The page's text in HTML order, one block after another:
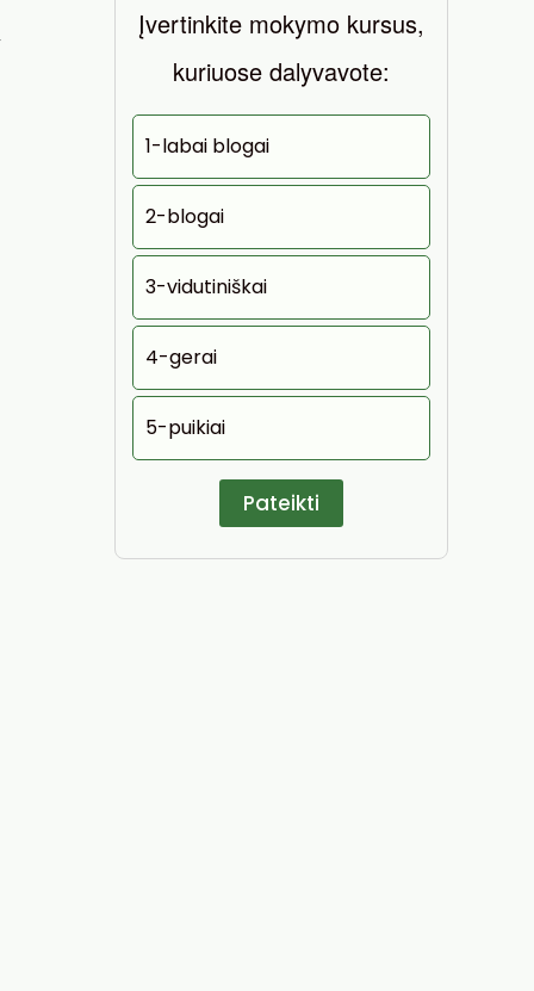
Įvertinkite mokymo kursus,
kuriuose dalyvavote:
1-labai blogai
2-blogai
3-vidutiniškai
4-gerai
5-puikiai